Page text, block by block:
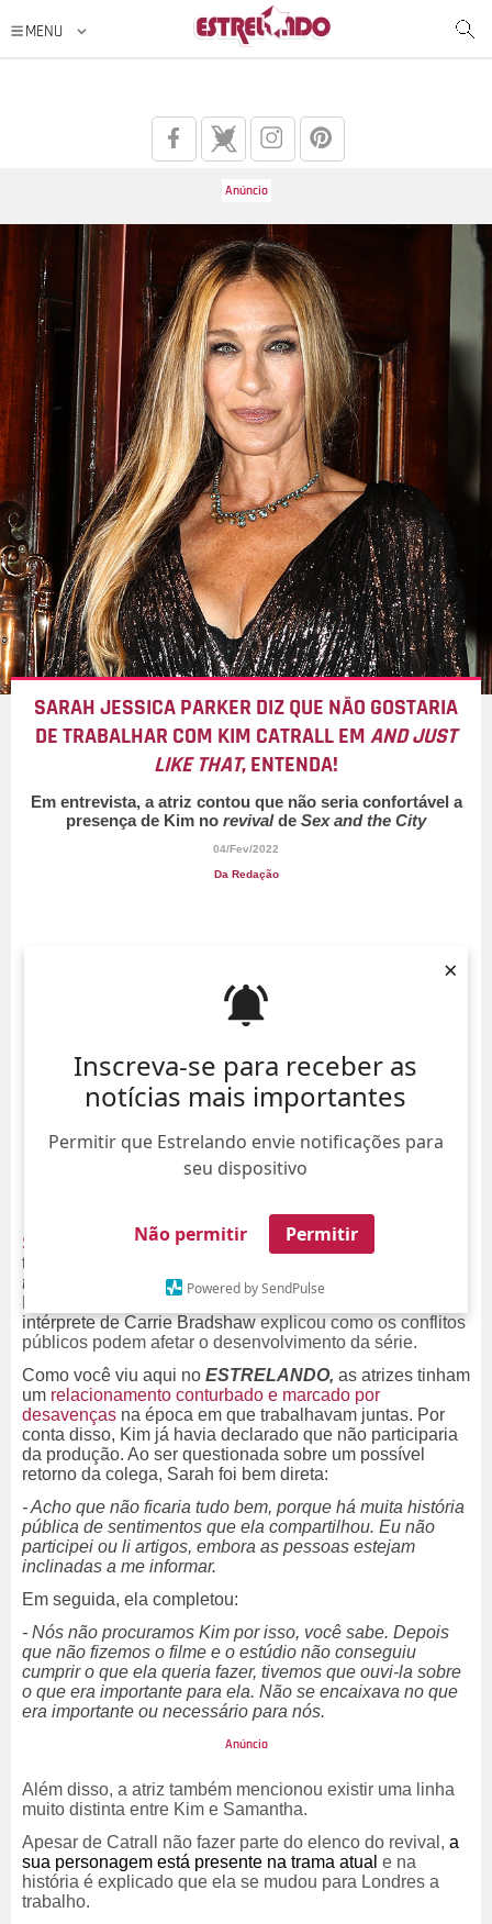
Inscreva-se para receber as
notícias mais importantes
Permitir que Estrelando envie notificações para
seu dispositivo
Não permitir Permitir
Powered by SendPulse
×
SARAH JESSICA PARKER DIZ QUE NÃO GOSTARIA
DE TRABALHAR COM KIM CATRALL EMAND JUST
LIKE THAT, ENTENDA!
Em entrevista, a atriz contou que não seria confortável a
presença de Kim no revivalde Sex and the City
04/Fev/2022
Da Redação
Sarah Jessica Parkerrevelou que não gostaria de
trabalhar com Kim Catrall - a Samanta Jones de
the City
And Just Like That,revival
noticiada pelo
intérprete de Carrie Bradshawexplicou como os conflitos
públicos podem afetar o desenvolvimento da série.
Como você viu aqui no ESTRELANDO, as atrizes tinham
um relacionamento conturbado e marcado por
desavenças na época em que trabalhavam juntas. Por
conta disso, Kim já havia declarado que não participaria
da produção. Ao ser questionada sobre um possível
retorno da colega, Sarah foi bem direta:
- Acho que não ficaria tudo bem, porque há muita história
pública de sentimentos que ela compartilhou. Eu não
participei ou li artigos, embora as pessoas estejam
inclinadas a me informar.
Em seguida, ela completou:
- Nós não procuramos Kim por isso, você sabe. Depois
que não fizemos o filme e o estúdio não conseguiu
cumprir o que ela queria fazer, tivemos que ouvi-la sobre
o que era importante para ela. Não se encaixava no que
era importante ou necessário para nós.
Além disso, a atriz também mencionou existir uma linha
muito distinta entre Kim e Samantha.
Apesar de Catrall não fazer parte do elenco do revival , a
sua personagem está presente na trama atual e na
história é explicado que ela se mudou para Londres a
trabalho.